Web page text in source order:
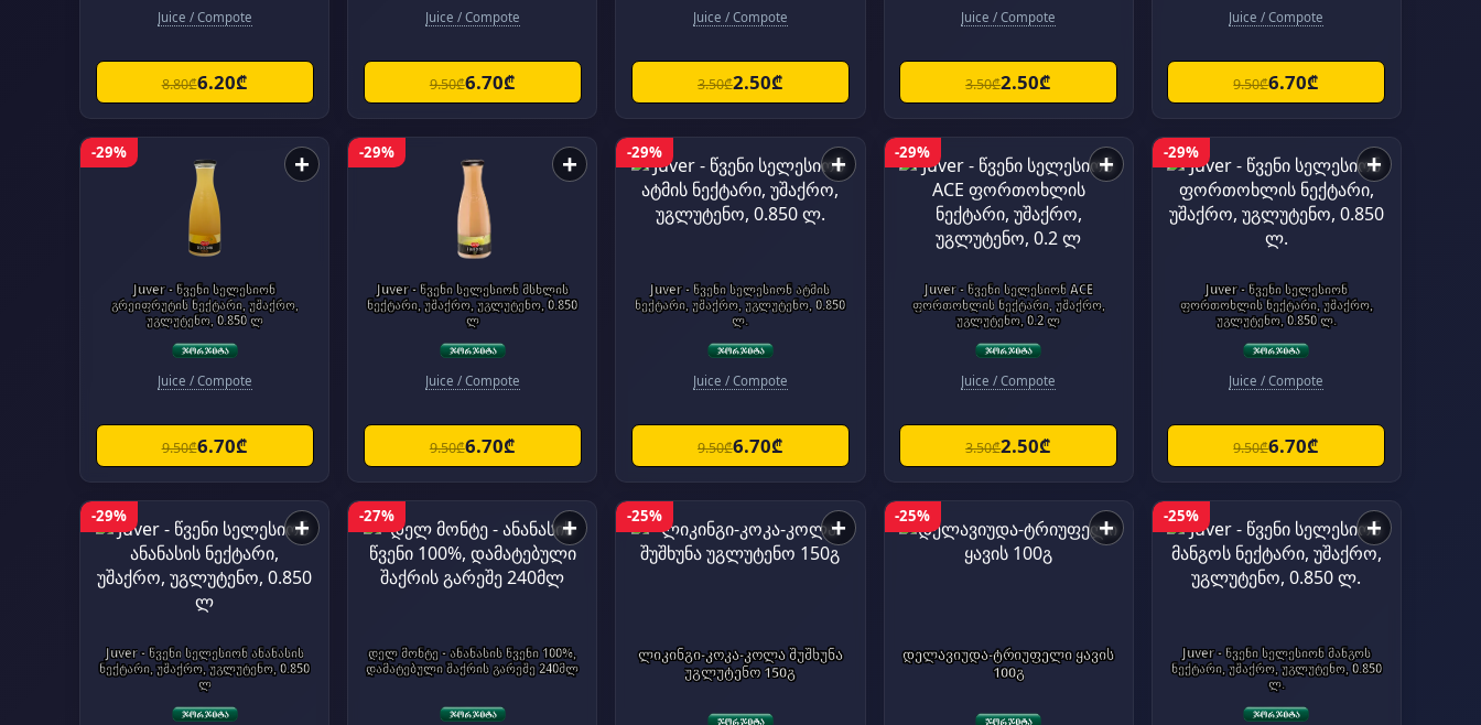
Juice / Compote
8.80₾6.20₾
Juice / Compote
9.50₾6.70₾
Juice / Compote
3.50₾2.50₾
Juice / Compote
3.50₾2.50₾
Juice / Compote
9.50₾6.70₾
-29% +
Juver - წვენი სელესიონ
გრეიფრუტის ნექტარი, უშაქრო,
უგლუტენო, 0.850 ლ
Juice / Compote
9.50₾6.70₾
-29% +
Juver - წვენი სელესიონ მსხლის
ნექტარი, უშაქრო, უგლუტენო, 0.850
ლ
Juice / Compote
9.50₾6.70₾
-29% +
Juver - წვენი სელესიონ ატმის
ნექტარი, უშაქრო, უგლუტენო, 0.850
ლ.
Juice / Compote
9.50₾6.70₾
-29% +
Juver - წვენი სელესიონ ACE
ფორთოხლის ნექტარი, უშაქრო,
უგლუტენო, 0.2 ლ
Juice / Compote
3.50₾2.50₾
-29% +
Juver - წვენი სელესიონ
ფორთოხლის ნექტარი, უშაქრო,
უგლუტენო, 0.850 ლ.
Juice / Compote
9.50₾6.70₾
-29% +
Juver - წვენი სელესიონ ანანასის
ნექტარი, უშაქრო, უგლუტენო, 0.850
ლ
-27% +
დელ მონტე - ანანასის წვენი 100%,
დამატებული შაქრის გარეშე 240მლ
-25% +
ლიკინგი-კოკა-კოლა შუშხუნა
უგლუტენო 150გ
-25% +
დელავიუდა-ტრიუფელი ყავის
100გ
-25% +
Juver - წვენი სელესიონ მანგოს
ნექტარი, უშაქრო, უგლუტენო, 0.850
ლ.